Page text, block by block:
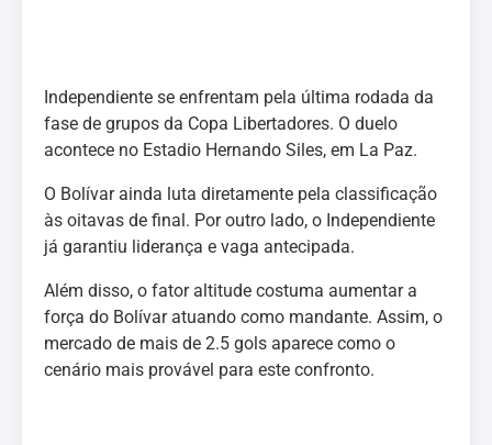
Independiente se enfrentam pela última rodada da
fase de grupos da Copa Libertadores. O duelo
acontece no Estadio Hernando Siles, em La Paz.
O Bolívar ainda luta diretamente pela classificação
às oitavas de final. Por outro lado, o Independiente
já garantiu liderança e vaga antecipada.
Além disso, o fator altitude costuma aumentar a
força do Bolívar atuando como mandante. Assim, o
mercado de mais de 2.5 gols aparece como o
cenário mais provável para este confronto.